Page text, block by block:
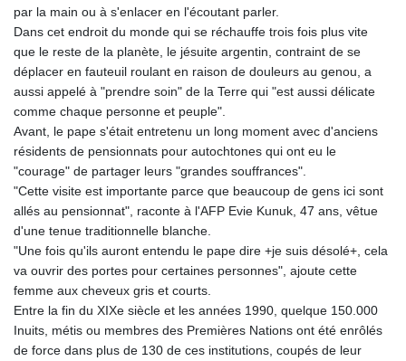
par la main ou à s'enlacer en l'écoutant parler.
Dans cet endroit du monde qui se réchauffe trois fois plus vite
que le reste de la planète, le jésuite argentin, contraint de se
déplacer en fauteuil roulant en raison de douleurs au genou, a
aussi appelé à "prendre soin" de la Terre qui "est aussi délicate
comme chaque personne et peuple".
Avant, le pape s'était entretenu un long moment avec d'anciens
résidents de pensionnats pour autochtones qui ont eu le
"courage" de partager leurs "grandes souffrances".
"Cette visite est importante parce que beaucoup de gens ici sont
allés au pensionnat", raconte à l'AFP Evie Kunuk, 47 ans, vêtue
d'une tenue traditionnelle blanche.
"Une fois qu'ils auront entendu le pape dire +je suis désolé+, cela
va ouvrir des portes pour certaines personnes", ajoute cette
femme aux cheveux gris et courts.
Entre la fin du XIXe siècle et les années 1990, quelque 150.000
Inuits, métis ou membres des Premières Nations ont été enrôlés
de force dans plus de 130 de ces institutions, coupés de leur